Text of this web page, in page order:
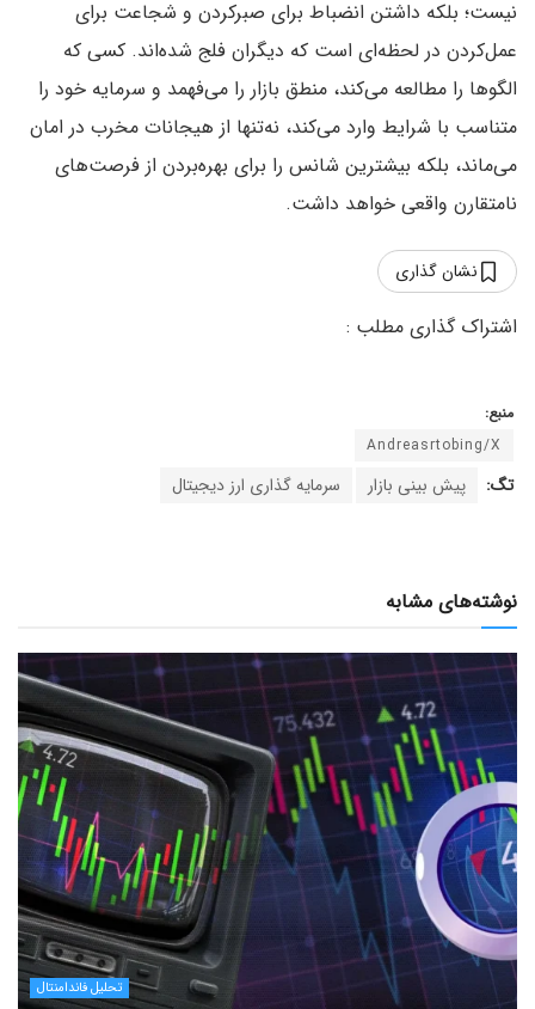
نیست؛ بلکه داشتن انضباط برای صبرکردن و شجاعت برای
عمل‌کردن در لحظه‌ای است که دیگران فلج شده‌اند. کسی که
الگوها را مطالعه می‌کند، منطق بازار را می‌فهمد و سرمایه خود را
متناسب با شرایط وارد می‌کند، نه‌تنها از هیجانات مخرب در امان
می‌ماند، بلکه بیشترین شانس را برای بهره‌بردن از فرصت‌های
نامتقارن واقعی خواهد داشت.
نشان گذاری
منبع:
Andreasrtobing/X
تگ: پیش بینی بازار سرمایه گذاری ارز دیجیتال
نوشته‌های مشابه
تحلیل فاندامنتال